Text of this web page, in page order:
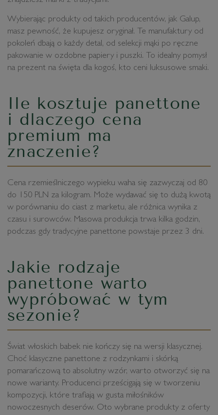
Wybierając produkty od takich producentów, jak Galup,
masz pewność, że kupujesz oryginał. Te manufaktury od
pokoleń dbają o każdy detal, od selekcji mąki po ręczne
pakowanie w ozdobne papiery i puszki. To idealny pomysł
na prezent na święta dla kogoś, kto ceni luksusowe smaki.
Ile kosztuje panettone
i dlaczego cena
premium ma
znaczenie?
Cena rzemieślniczego wypieku waha się zazwyczaj od 80
do 150 PLN za kilogram. Może wydawać się to dużą kwotą
w porównaniu do ciast z marketu, ale różnica wynika z
czasu i surowców. Masowa produkcja trwa kilka godzin,
podczas gdy tradycyjne panettone powstaje przez 3 dni.
Jakie rodzaje
panettone warto
wypróbować w tym
sezonie?
Świat włoskich babek nie kończy się na wersji klasycznej.
Choć klasyczne panettone z rodzynkami i skórką
pomarańczową to absolutny wzór, warto otworzyć się na
nowe warianty. Producenci prześcigają się w tworzeniu
kompozycji, które trafiają w gusta miłośników
nowoczesnych deserów. Oto wybrane produkty z oferty